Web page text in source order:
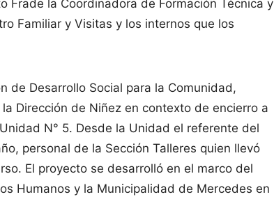
Frade la Coordinadora de Formación Técnica y
Familiar y Visitas y los internos que los
de Desarrollo Social para la Comunidad,
Dirección de Niñez en contexto de encierro a
N° 5. Desde la Unidad el referente del
personal de la Sección Talleres quien llevó
El proyecto se desarrolló en el marco del
Humanos y la Municipalidad de Mercedes en